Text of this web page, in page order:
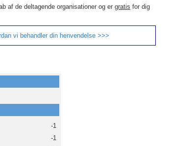
af de deltagende organisationer og er gratis for dig
vi behandler din henvendelse >>>
-1
-1